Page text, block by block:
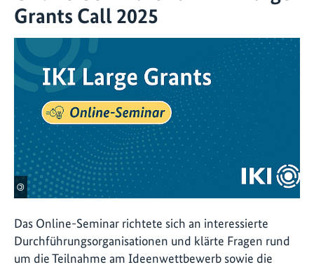
Grants Call 2025
©
Das Online-Seminar richtete sich an interessierte
Durchführungsorganisationen und klärte Fragen rund
um die Teilnahme am Ideenwettbewerb sowie die